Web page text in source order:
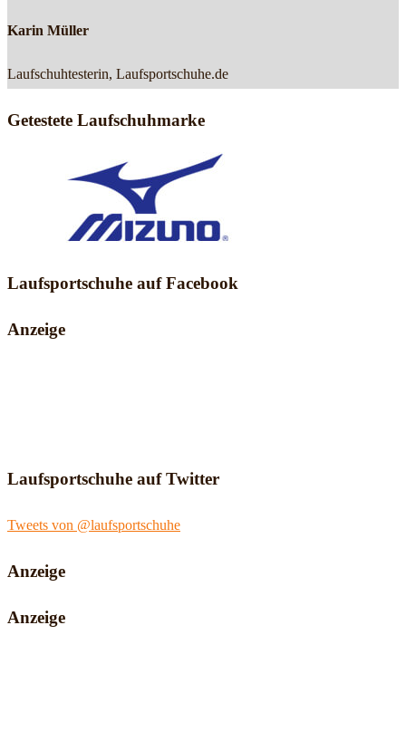
Karin Müller
Laufschuhtesterin, Laufsportschuhe.de
Getestete Laufschuhmarke
Laufsportschuhe auf Facebook
Anzeige
Laufsportschuhe auf Twitter
Tweets von @laufsportschuhe
Anzeige
Anzeige